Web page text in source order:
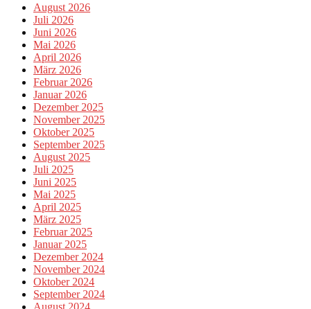
August 2026
Juli 2026
Juni 2026
Mai 2026
April 2026
März 2026
Februar 2026
Januar 2026
Dezember 2025
November 2025
Oktober 2025
September 2025
August 2025
Juli 2025
Juni 2025
Mai 2025
April 2025
März 2025
Februar 2025
Januar 2025
Dezember 2024
November 2024
Oktober 2024
September 2024
August 2024